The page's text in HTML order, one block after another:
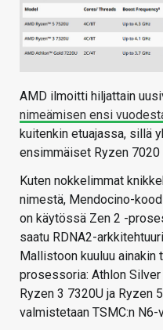
AMD ilmoitti hiljattain
nimeämisen ensi
kuitenkin etuajassa, sillä
ensimmäiset Ryzen
Kuten nokkelimmat
nimestä, Mendocino-
on käytössä Zen 2 -
saatu RDNA2-
Mallistoon kuuluu ainakin
prosessoria: Athlon
Ryzen 3 7320U ja Ryzen
valmistetaan TSMC:n